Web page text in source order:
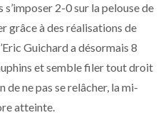
2-0 sur la pelouse de
grâce à des réalisations de
Guichard a désormais 8
et semble filer tout droit
ne pas se relâcher, la mi-
atteinte.